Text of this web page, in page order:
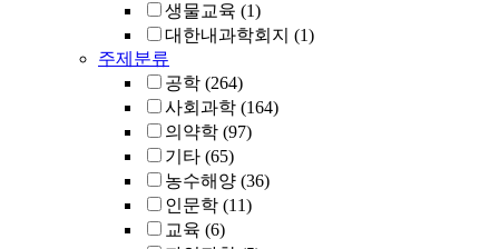
생물교육 (1)
대한내과학회지 (1)
주제분류
공학 (264)
사회과학 (164)
의약학 (97)
기타 (65)
농수해양 (36)
인문학 (11)
교육 (6)